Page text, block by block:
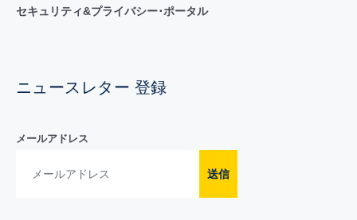
セキュリティ&プライバシー･ポータル
ニュースレター 登録
メールアドレス
送信